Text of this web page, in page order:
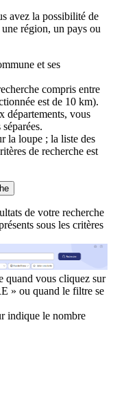
avez la possibilité de
région, un pays ou
et ses
compris entre
est de 10 km).
départements, vous
la loupe ; la liste des
de recherche est
de votre recherche
sous les critères
quand vous cliquez sur
» ou quand le filtre se
indique le nombre